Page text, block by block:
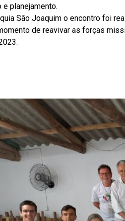
e planejamento.
São Joaquim o encontro foi
de reavivar as forças